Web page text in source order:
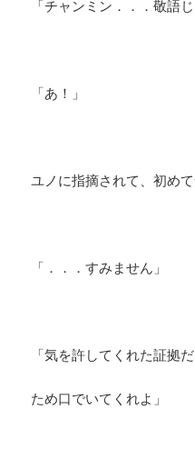
「チャンミン．．．敬語
「あ！」
ユノに指摘されて、初めて
「．．．すみません」
「気を許してくれた証拠だ
ため口でいてくれよ」